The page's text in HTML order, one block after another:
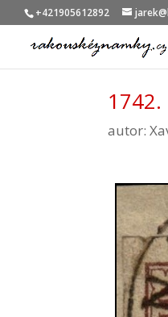
+421905612892
autor: